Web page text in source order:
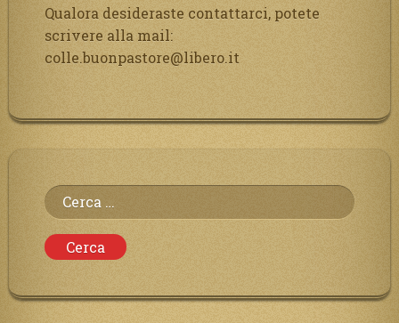
Qualora desideraste contattarci, potete
scrivere alla mail:
colle.buonpastore@libero.it
Ricerca
per: